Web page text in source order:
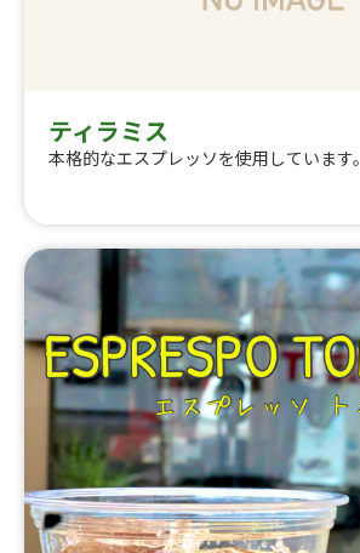
ティラミス
本格的なエスプレッソを使用しています。